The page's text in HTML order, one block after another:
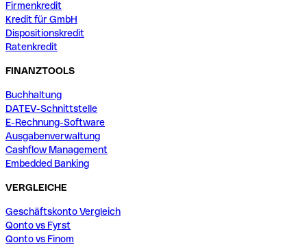
Firmenkredit
Kredit für GmbH
Dispositionskredit
Ratenkredit
FINANZTOOLS
Buchhaltung
DATEV-Schnittstelle
E-Rechnung-Software
Ausgabenverwaltung
Cashflow Management
Embedded Banking
VERGLEICHE
Geschäftskonto Vergleich
Qonto vs Fyrst
Qonto vs Finom